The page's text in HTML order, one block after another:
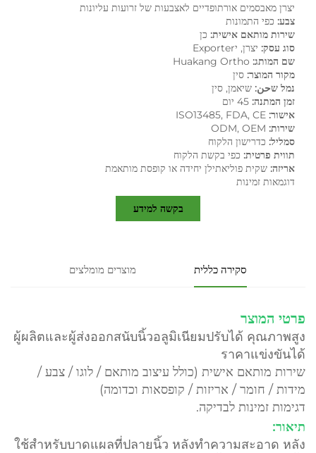
יצרן מאבסמים אורתופדיים לאצבעות של זרועות עליונות
צבע: כפי התמונות
שירות מותאם אישית: כן
סוג עסק: יצרן, יExporter
שם המותג: Huakang Ortho
מקור המוצר: סין
נמל שحن: שיאמן, סין
זמן המתנה: 45 יום
אישור: ISO13485, FDA, CE
שירות: ODM, OEM
סמליל: כדרישון הלקוח
תווית פרטית: כפי בקשת הלקוח
אריזה: שקית פוליאתילן יחידה או קופסת מותאמת
דוגמאות זמינות
בקשה למידע
סקירה כללית מוצרים מומלצים
פרטי המוצר
ผู้ผลิตและผู้ส่งออกสนับนิ้วอลูมิเนียมปรับได้ คุณภาพสูง
ราคาแข่งขันได้
שירות מותאם אישית (כולל עיצוב מותאם / לוגו / צבע /
מידות / חומר / אריזות / קופסאות וכדומה)
דגימות זמינות לבדיקה.
תיאור:
ใช้สำหรับบาดแผลที่ปลายนิ้ว หลังทำความสะอาด หลัง